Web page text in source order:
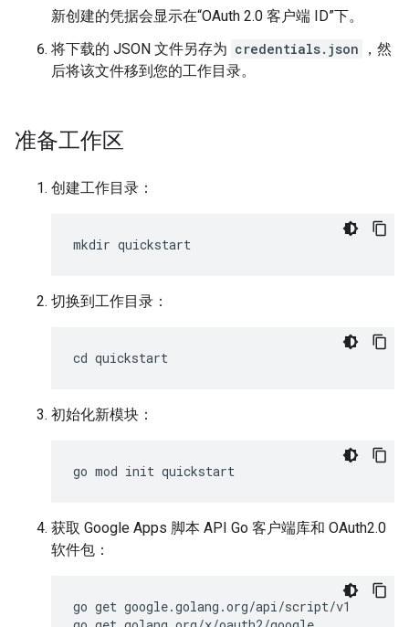
新创建的凭据会显示在“OAuth 2.0 客户端 ID”下。
将下载的 JSON 文件另存为 credentials.json
，然
后将该文件移到您的工作目录。
准备工作区
创建工作目录：
切换到工作目录：
初始化新模块：
获取 Google Apps 脚本 API Go 客户端库和 OAuth2.0
软件包：
go get google.golang.org/api/script/v1